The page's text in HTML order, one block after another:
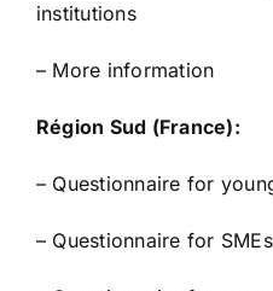
institutions
– More information
Région Sud (France):
– Questionnaire for
– Questionnaire for SMEs